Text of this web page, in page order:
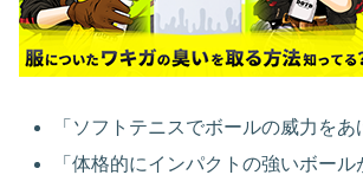
「ソフトテニスでボールの威力をあ
「体格的にインパクトの強いボー